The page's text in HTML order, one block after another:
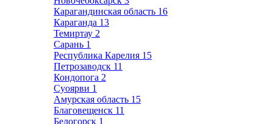
Карагандинская область 16
Караганда 13
Темиртау 2
Сарань 1
Республика Карелия 15
Петрозаводск 11
Кондопога 2
Суоярви 1
Амурская область 15
Благовещенск 11
Белогорск 1